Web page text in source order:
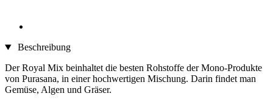
Beschreibung
Der Royal Mix beinhaltet die besten Rohstoffe der Mono-Produkte
von Purasana, in einer hochwertigen Mischung. Darin findet man
Gemüse, Algen und Gräser.